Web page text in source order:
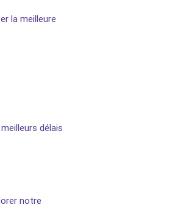
la meilleure
délais
notre